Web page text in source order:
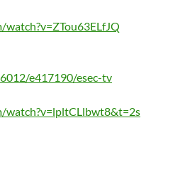
e417190/esec-tv
watch?v=lpltCLlbwt8&t=2s